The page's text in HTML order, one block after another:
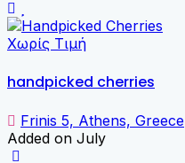
Χωρίς Τιμή
handpicked cherries
Frinis 5, Athens, Greece
Added on July